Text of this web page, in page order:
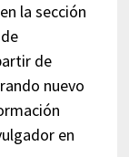
la sección
de
nuevo
en